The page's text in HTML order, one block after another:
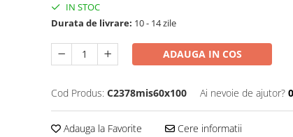
IN STOC
Durata de livrare: 10 - 14 zile
ADAUGA IN COS
Cod Produs: C2378mis60x100 Ai nevoie de ajutor?
Adauga la Favorite Cere informatii